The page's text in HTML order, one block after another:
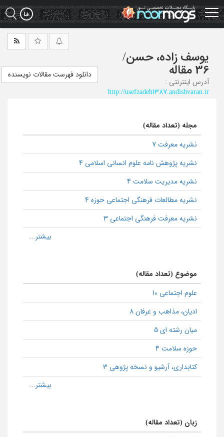
Skip
to
main
یوسف زاده، حسن/
36 مقاله
آدرس اینترنتی :
http://usefzadeh1387.andishvaran.ir
دانلود فهرست مقالات نویسنده
مجله (تعداد مقاله)
نشریه معرفت 7
نشریه پژوهش نامه علوم انسانی اسلامی 4
نشریه مدیریت سلامت 4
نشریه مطالعات فرهنگی اجتماعی حوزه 4
نشریه معرفت فرهنگی اجتماعی 3
موضوع (تعداد مقاله)
علوم اجتماعی 10
ادیان، مذاهب و عرفان 8
میان رشته ای 5
حوزه سلامت 4
كتابداری، آرشیو و نسخه پژوهی 3
زبان (تعداد مقاله)